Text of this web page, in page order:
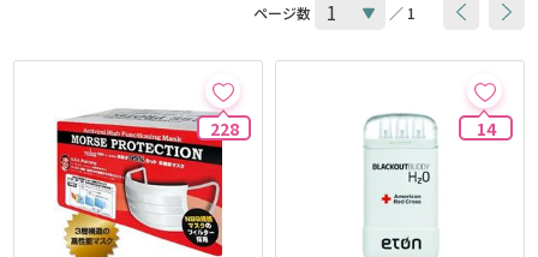
ページ数 ／ 1
228 14